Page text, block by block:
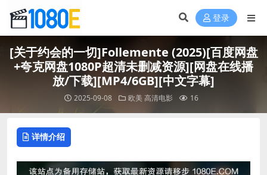
登录
[关于约会的一切]Follemente (2025)[百度网盘
+夸克网盘1080P超清未删减资源][网盘在线播
放/下载][MP4/6GB][中文字幕]
2025-09-08 欧美 高清电影 16
详情介绍